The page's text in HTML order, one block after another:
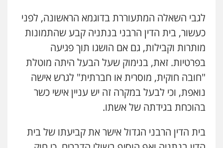
לגבי השאלה המתעוררת בדוגמא הראשונה, לפני
כעשור, בית הדין הרבני בנתניה קבע שהתמונות
מותרות וקבילות, גם אם הושגו תוך פגיעה
בפרטיות. זאת, בנימוק שעל הבעל היתה מוטלת
"חובה חוקית, מוסרית או חברתית" לגרש אישה
נואפת, וכי לבעל במקרה זה יש עניין אישי כשר
בהוכחת בגידתה של אשתו.
בית הדין הרבני הגדול אישר את קביעתו של בית